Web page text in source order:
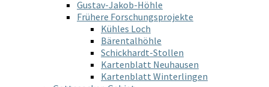
Gustav-Jakob-Höhle
Frühere Forschungsprojekte
Kühles Loch
Bärentalhöhle
Schickhardt-Stollen
Kartenblatt Neuhausen
Kartenblatt Winterlingen